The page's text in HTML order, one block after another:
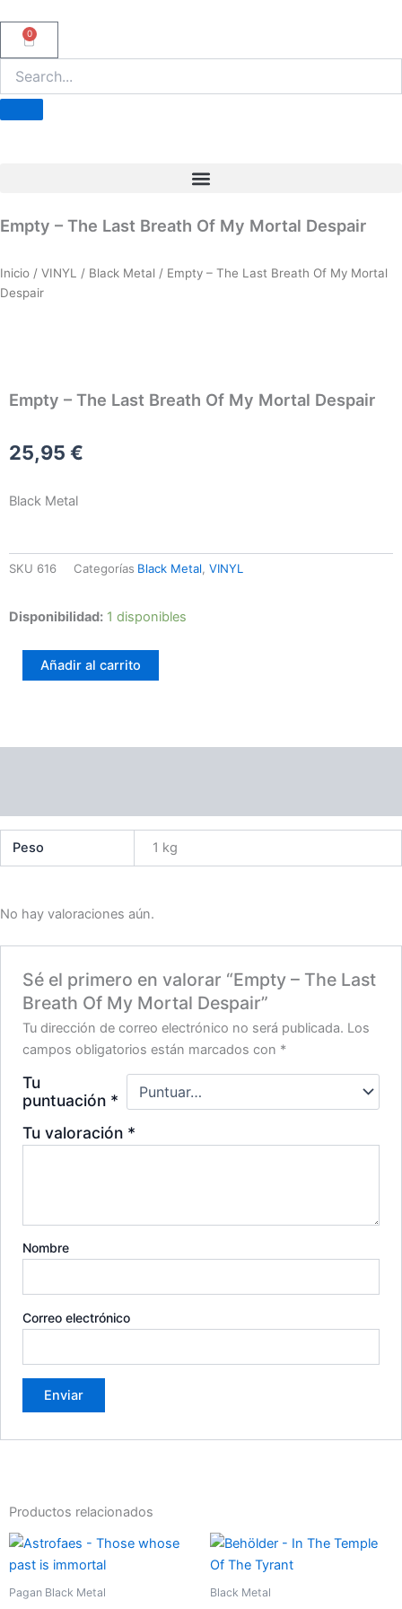
0
Carrito
Empty – The Last Breath Of My Mortal Despair
Inicio / VINYL / Black Metal / Empty – The Last Breath Of My Mortal
Despair
Empty – The Last Breath Of My Mortal Despair
25,95 €
Black Metal
SKU 616 Categorías Black Metal, VINYL
Disponibilidad: 1 disponibles
Empty
The
Breath
Añadir al carrito
Peso 1 kg
No hay valoraciones aún.
Sé el primero en valorar “Empty – The Last
Breath Of My Mortal Despair”
Tu dirección de correo electrónico no será publicada. Los
campos obligatorios están marcados con *
Tu
puntuación *
Tu valoración *
Nombre
Correo electrónico
Productos relacionados
Pagan Black Metal Black Metal